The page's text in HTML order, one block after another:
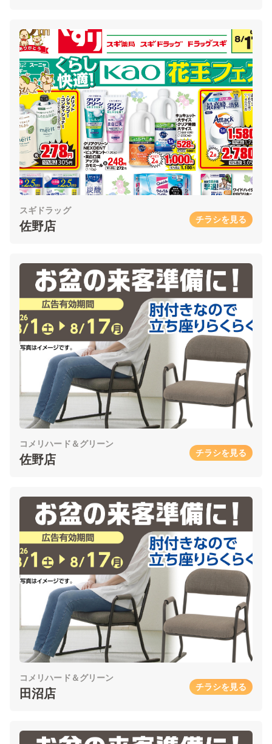
スギドラッグ
佐野店 チラシを見る
コメリハード＆グリーン
佐野店 チラシを見る
コメリハード＆グリーン
田沼店 チラシを見る